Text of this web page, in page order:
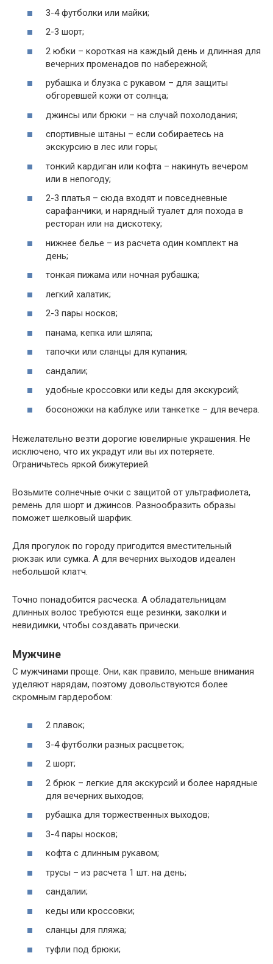
3-4 футболки или майки;
2-3 шорт;
2 юбки – короткая на каждый день и длинная для
вечерних променадов по набережной;
рубашка и блузка с рукавом – для защиты
обгоревшей кожи от солнца;
джинсы или брюки – на случай похолодания;
спортивные штаны – если собираетесь на
экскурсию в лес или горы;
тонкий кардиган или кофта – накинуть вечером
или в непогоду;
2-3 платья – сюда входят и повседневные
сарафанчики, и нарядный туалет для похода в
ресторан или на дискотеку;
нижнее белье – из расчета один комплект на
день;
тонкая пижама или ночная рубашка;
легкий халатик;
2-3 пары носков;
панама, кепка или шляпа;
тапочки или сланцы для купания;
сандалии;
удобные кроссовки или кеды для экскурсий;
босоножки на каблуке или танкетке – для вечера.
Нежелательно везти дорогие ювелирные украшения. Не
исключено, что их украдут или вы их потеряете.
Ограничьтесь яркой бижутерией.
Возьмите солнечные очки с защитой от ультрафиолета,
ремень для шорт и джинсов. Разнообразить образы
поможет шелковый шарфик.
Для прогулок по городу пригодится вместительный
рюкзак или сумка. А для вечерних выходов идеален
небольшой клатч.
Точно понадобится расческа. А обладательницам
длинных волос требуются еще резинки, заколки и
невидимки, чтобы создавать прически.
Мужчине
С мужчинами проще. Они, как правило, меньше внимания
уделяют нарядам, поэтому довольствуются более
скромным гардеробом:
2 плавок;
3-4 футболки разных расцветок;
2 шорт;
2 брюк – легкие для экскурсий и более нарядные
для вечерних выходов;
рубашка для торжественных выходов;
3-4 пары носков;
кофта с длинным рукавом;
трусы – из расчета 1 шт. на день;
сандалии;
кеды или кроссовки;
сланцы для пляжа;
туфли под брюки;